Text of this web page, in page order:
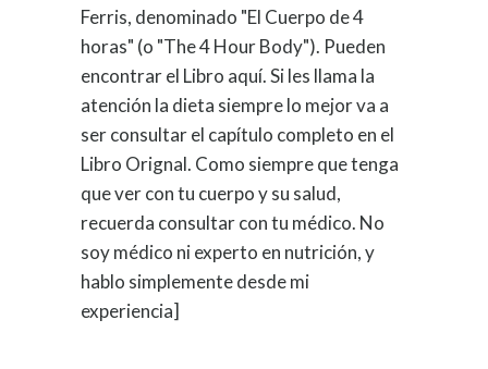
Ferris, denominado "El Cuerpo de 4
horas" (o "The 4 Hour Body"). Pueden
encontrar el Libro aquí. Si les llama la
atención la dieta siempre lo mejor va a
ser consultar el capítulo completo en el
Libro Orignal. Como siempre que tenga
que ver con tu cuerpo y su salud,
recuerda consultar con tu médico. No
soy médico ni experto en nutrición, y
hablo simplemente desde mi
experiencia]